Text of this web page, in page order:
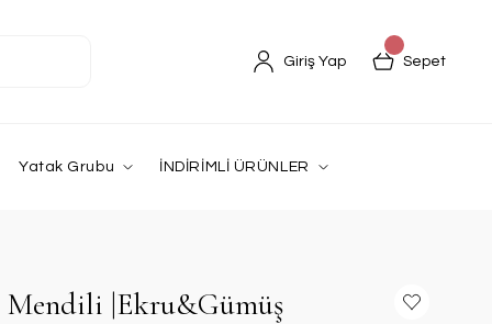
Giriş Yap Sepet
Yatak Grubu İNDİRİMLİ ÜRÜNLER
Mendili |Ekru&Gümüş